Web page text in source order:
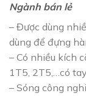
Ngành bán lẻ
– Được dùng
dùng để đựng
– Có nhiều kích
1T5, 2T5,…có
– Sóng công